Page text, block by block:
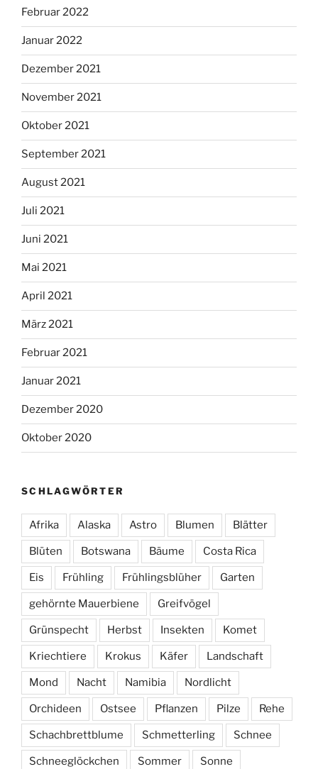
Februar 2022
Januar 2022
Dezember 2021
November 2021
Oktober 2021
September 2021
August 2021
Juli 2021
Juni 2021
Mai 2021
April 2021
März 2021
Februar 2021
Januar 2021
Dezember 2020
Oktober 2020
SCHLAGWÖRTER
Afrika Alaska Astro Blumen Blätter
Blüten Botswana Bäume Costa Rica
Eis Frühling Frühlingsblüher Garten
gehörnte Mauerbiene Greifvögel
Grünspecht Herbst Insekten Komet
Kriechtiere Krokus Käfer Landschaft
Mond Nacht Namibia Nordlicht
Orchideen Ostsee Pflanzen Pilze Rehe
Schachbrettblume Schmetterling Schnee
Schneeglöckchen Sommer Sonne